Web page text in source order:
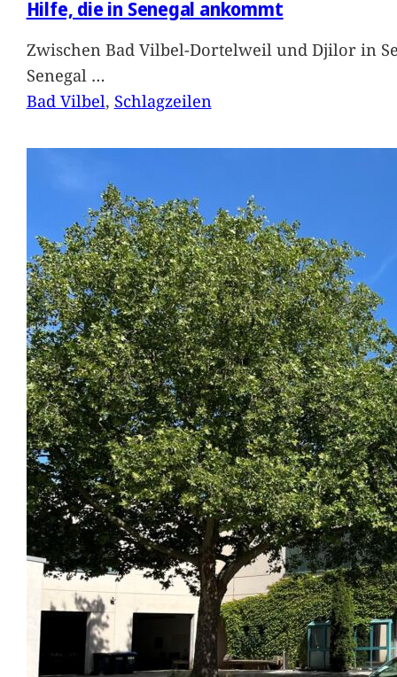
Hilfe, die in Senegal ankommt
Zwischen Bad Vilbel-Dortelweil und Djilor in
Senegal …
Bad Vilbel, Schlagzeilen